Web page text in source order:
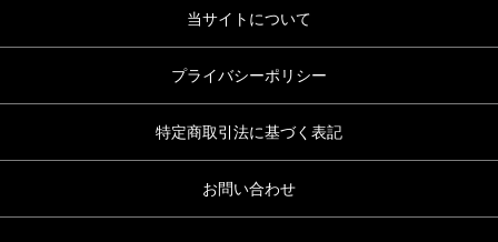
当サイトについて
プライバシーポリシー
特定商取引法に基づく表記
お問い合わせ